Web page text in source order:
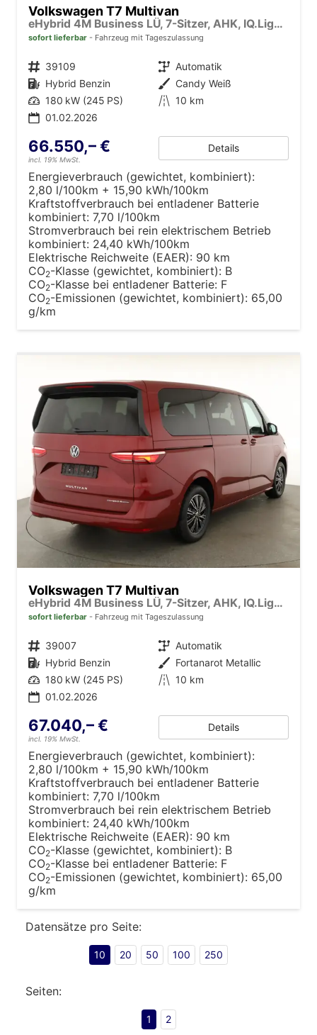
Volkswagen T7 Multivan
eHybrid 4M Business LÜ, 7-Sitzer, AHK, IQ.Light, easyOpen, Navi, 5-J Garantie
sofort lieferbar Fahrzeug mit Tageszulassung
Fahrzeugnr. 39109 Getriebe Automatik
Kraftstoff Hybrid Benzin Außenfarbe Candy Weiß
Leistung 180 kW (245 PS) Kilometerstand 10 km
01.02.2026
66.550,– €
incl. 19% MwSt.
Details
Energieverbrauch (gewichtet, kombiniert):
2,80 l/100km + 15,90 kWh/100km
Kraftstoffverbrauch bei entladener Batterie
kombiniert: 7,70 l/100km
Stromverbrauch bei rein elektrischem Betrieb
kombiniert: 24,40 kWh/100km
Elektrische Reichweite (EAER): 90 km
CO2-Klasse (gewichtet, kombiniert): B
CO2-Klasse bei entladener Batterie: F
CO2-Emissionen (gewichtet, kombiniert): 65,00
g/km
Volkswagen T7 Multivan
eHybrid 4M Business LÜ, 7-Sitzer, AHK, IQ.Light, easyOpen, Navi, 5-J Garantie
sofort lieferbar Fahrzeug mit Tageszulassung
Fahrzeugnr. 39007 Getriebe Automatik
Kraftstoff Hybrid Benzin Außenfarbe Fortanarot Metallic
Leistung 180 kW (245 PS) Kilometerstand 10 km
01.02.2026
67.040,– €
incl. 19% MwSt.
Details
Energieverbrauch (gewichtet, kombiniert):
2,80 l/100km + 15,90 kWh/100km
Kraftstoffverbrauch bei entladener Batterie
kombiniert: 7,70 l/100km
Stromverbrauch bei rein elektrischem Betrieb
kombiniert: 24,40 kWh/100km
Elektrische Reichweite (EAER): 90 km
CO2-Klasse (gewichtet, kombiniert): B
CO2-Klasse bei entladener Batterie: F
CO2-Emissionen (gewichtet, kombiniert): 65,00
g/km
Datensätze pro Seite:
10 20 50 100 250
Seiten:
1 2